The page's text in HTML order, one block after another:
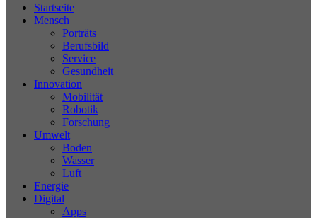
Startseite
Mensch
Porträts
Berufsbild
Service
Gesundheit
Innovation
Mobilität
Robotik
Forschung
Umwelt
Boden
Wasser
Luft
Energie
Digital
Apps